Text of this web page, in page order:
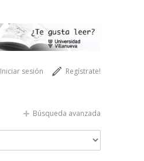
Regístrate!
Iniciar sesión
Búsqueda avanzada